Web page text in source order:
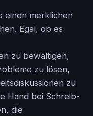
einen merklichen
Egal, ob es
zu bewältigen,
zu lösen,
zu
Hand bei Schreib-
die